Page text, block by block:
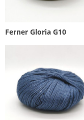
Ferner Gloria G10